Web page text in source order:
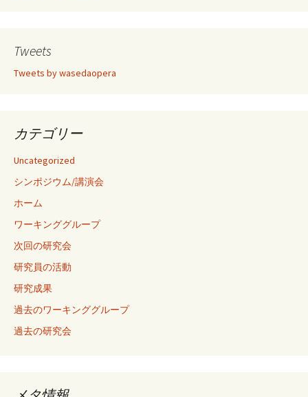
Tweets
Tweets by wasedaopera
カテゴリー
Uncategorized
シンポジウム/講演会
ホーム
ワーキンググループ
次回の研究会
研究員の活動
研究成果
過去のワーキンググループ
過去の研究会